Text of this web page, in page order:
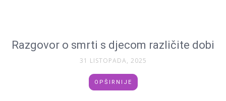
Razgovor o smrti s djecom različite dobi
31 LISTOPADA, 2025
OPŠIRNIJE